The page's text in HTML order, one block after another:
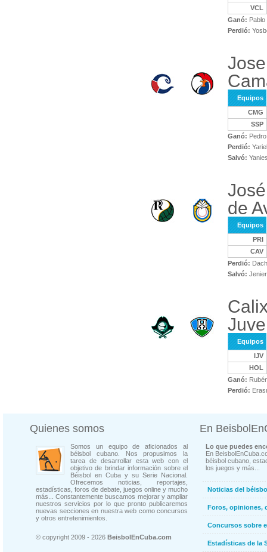
VCL
Ganó:
Perdió:
Equipos
CMG
SSP
Ganó:
Perdió:
Salvó:
de
Equipos
PRI
CAV
Perdió:
Salvó:
Equipos
IJV
HOL
Ganó:
Perdió:
Quienes somos
Somos un equipo de aficionados al
béisbol cubano. Nos propusimos la
tarea de desarrollar esta web con el
objetivo de brindar información sobre el
Béisbol en Cuba y su Serie Nacional.
Ofrecemos noticias, reportajes,
estadísticas, foros de debate, juegos online y mucho
más... Constantemente buscamos mejorar y ampliar
nuestros servicios por lo que pronto publicaremos
nuevas secciones en nuestra web como concursos
y otros entretenimientos.
© copyright 2009 - 2026 BeisbolEnCuba.com
En
Lo que puedes
En
béisbol cubano,
los juegos y más...
Noticias del
Foros, opiniones,
Concursos sobre
Estadísticas de la